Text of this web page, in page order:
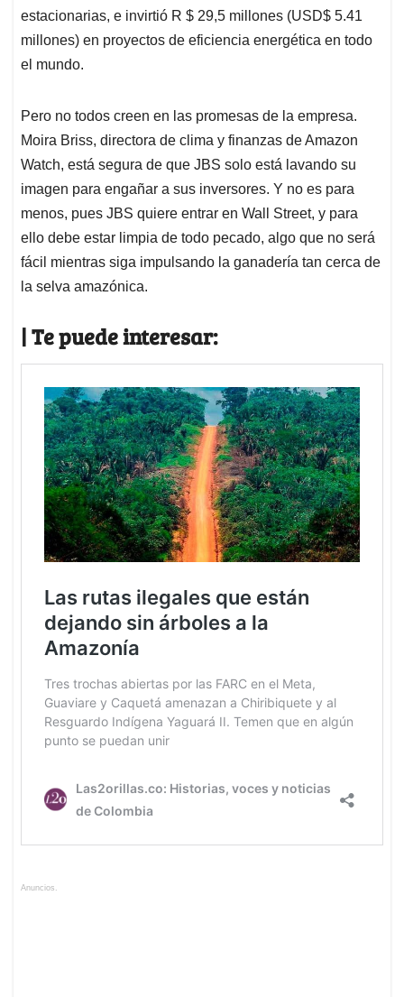
estacionarias, e invirtió R $ 29,5 millones (USD$ 5.41
millones) en proyectos de eficiencia energética en todo
el mundo.
Pero no todos creen en las promesas de la empresa.
Moira Briss, directora de clima y finanzas de Amazon
Watch, está segura de que JBS solo está lavando su
imagen para engañar a sus inversores. Y no es para
menos, pues JBS quiere entrar en Wall Street, y para
ello debe estar limpia de todo pecado, algo que no será
fácil mientras siga impulsando la ganadería tan cerca de
la selva amazónica.
| Te puede interesar:
Anuncios.